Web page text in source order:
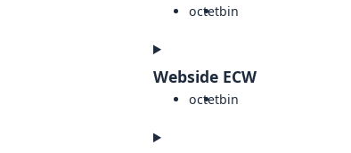
octetbin
Webside ECW
octetbin